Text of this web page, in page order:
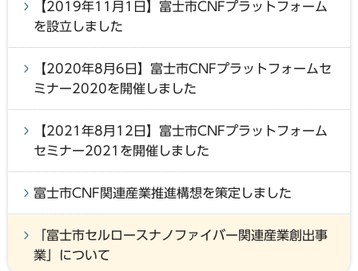
【2019年11月1日】富士市CNFプラットフォーム
を設立しました
【2020年8月6日】富士市CNFプラットフォームセ
ミナー2020を開催しました
【2021年8月12日】富士市CNFプラットフォーム
セミナー2021を開催しました
富士市CNF関連産業推進構想を策定しました
「富士市セルロースナノファイバー関連産業創出事
業」について